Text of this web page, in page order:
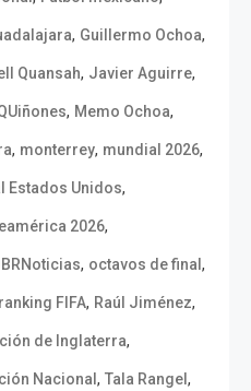
, Guillermo Ochoa,
Quansah, Javier Aguirre,
, Memo Ochoa,
, monterrey, mundial 2026,
Estados Unidos,
2026,
, octavos de final ,
ranking FIFA, Raúl Jiménez,
de Inglaterra,
Nacional , Tala Rangel ,